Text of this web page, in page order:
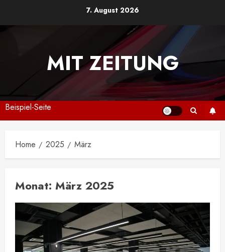
7. August 2026
MIT ZEITUNG
Beispiel-Seite
Home 2025 März
Monat: März 2025